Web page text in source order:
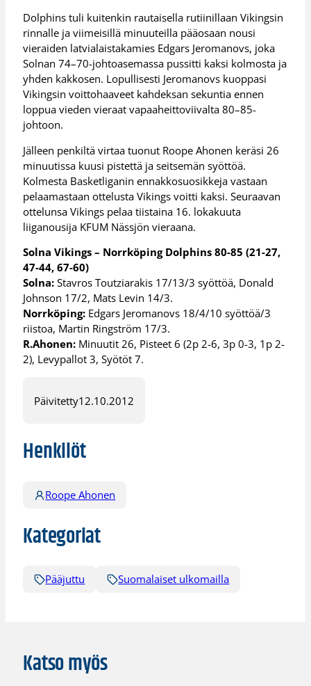
Dolphins tuli kuitenkin rautaisella rutiinillaan Vikingsin
rinnalle ja viimeisillä minuuteilla pääosaan nousi
vieraiden latvialaistakamies Edgars Jeromanovs, joka
Solnan 74–70-johtoasemassa pussitti kaksi kolmosta ja
yhden kakkosen. Lopullisesti Jeromanovs kuoppasi
Vikingsin voittohaaveet kahdeksan sekuntia ennen
loppua vieden vieraat vapaaheittoviivalta 80–85-
johtoon.
Jälleen penkiltä virtaa tuonut Roope Ahonen keräsi 26
minuutissa kuusi pistettä ja seitsemän syöttöä.
Kolmesta Basketliganin ennakkosuosikkeja vastaan
pelaamastaan ottelusta Vikings voitti kaksi. Seuraavan
ottelunsa Vikings pelaa tiistaina 16. lokakuuta
liiganousija KFUM Nässjön vieraana.
Solna Vikings – Norrköping Dolphins 80-85 (21-27,
47-44, 67-60)
Solna: Stavros Toutziarakis 17/13/3 syöttöä, Donald
Johnson 17/2, Mats Levin 14/3.
Norrköping: Edgars Jeromanovs 18/4/10 syöttöä/3
riistoa, Martin Ringström 17/3.
R.Ahonen: Minuutit 26, Pisteet 6 (2p 2-6, 3p 0-3, 1p 2-
2), Levypallot 3, Syötöt 7.
Päivitetty12.10.2012
Henkilöt
Roope Ahonen
Kategoriat
Pääjuttu Suomalaiset ulkomailla
Katso myös